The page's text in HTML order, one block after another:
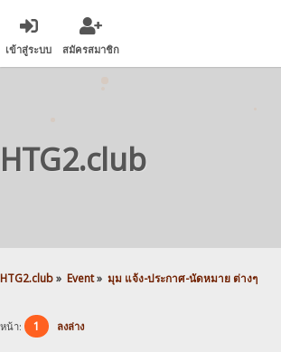
เข้าสู่ระบบ สมัครสมาชิก
HTG2.club
HTG2.club» Event» มุม แจ้ง-ประกาศ-นัดหมาย ต่างๆ
หน้า: 1 ลงล่าง